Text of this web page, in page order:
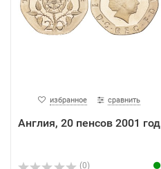
избранное сравнить
Англия, 20 пенсов 2001 год
(0)